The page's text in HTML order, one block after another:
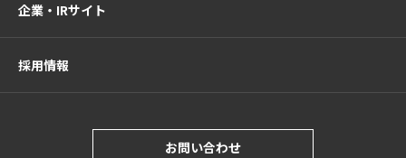
企業・IRサイト
採用情報
お問い合わせ